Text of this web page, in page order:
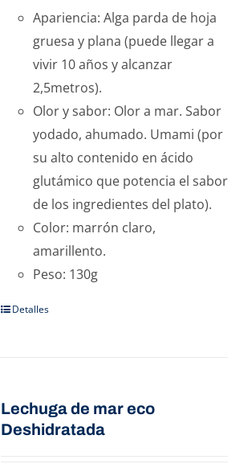
Apariencia: Alga parda de hoja
gruesa y plana (puede llegar a
vivir 10 años y alcanzar
2,5metros).
Olor y sabor: Olor a mar. Sabor
yodado, ahumado. Umami (por
su alto contenido en ácido
glutámico que potencia el sabor
de los ingredientes del plato).
Color: marrón claro,
amarillento.
Peso: 130g
Detalles
Lechuga de mar eco
Deshidratada